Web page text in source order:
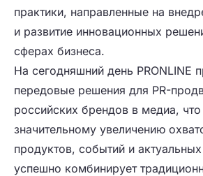
практики, направленные на
и развитие инновационных
сферах бизнеса.
На сегодняшний день PRONLINE
передовые решения для PR-
российских брендов в медиа, что
значительному увеличению
продуктов, событий и
успешно комбинирует